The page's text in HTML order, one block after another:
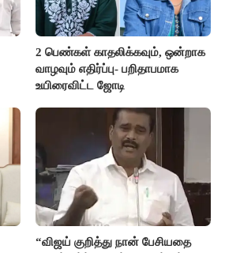
2 பெண்கள் காதலிக்கவும், ஒன்றாக
வாழவும் எதிர்ப்பு- பறிதாபமாக
உயிரைவிட்ட ஜோடி
“விஜய் குறித்து நான் பேசியதை